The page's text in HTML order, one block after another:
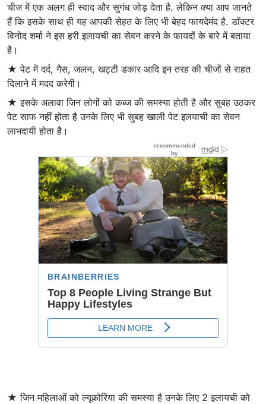
चीज में एक अलग ही स्वाद और सुगंध जोड़ देता है. लेकिन क्या आप जानते
हैं कि इसके साथ ही यह आपकी सेहत के लिए भी बेहद फायदेमंद है. डॉक्टर
विनोद शर्मा ने इस हरी इलायची का सेवन करने के फायदों के बारे में बताया
है।
★ पेट में दर्द, गैस, जलन, खट्टी डकार आदि इन तरह की चीजों से राहत
दिलाने में मदद करेगी।
★ इसके अलावा जिन लोगों को कब्ज की समस्या होती है और सुबह उठकर
पेट साफ नहीं होता है उनके लिए भी सुबह खाली पेट इलयाची का सेवन
लाभदायी होता है।
★ जिन महिलाओं को ल्यूकोरिया की समस्या है उनके लिए 2 इलायची को